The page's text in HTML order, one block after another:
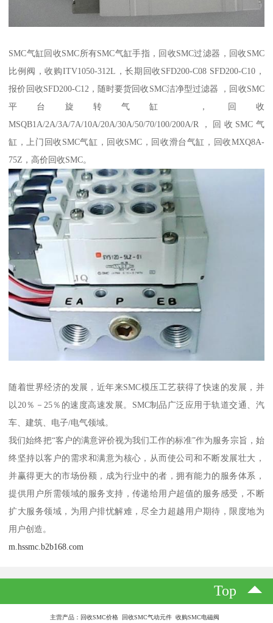
SMC气缸回收SMC所有SMC气缸手指，回收SMC过滤器，回收SMC
比例阀，收购ITV1050-312L，长期回收SFD200-C08 SFD200-C10，
报价回收SFD200-C12，随时要货回收SMC洁净型过滤器 ，回收SMC
平台旋转气缸 ，回收
MSQB1A/2A/3A/7A/10A/20A/30A/50/70/100/200A/R，回收SMC气
缸，上门回收SMC气缸，回收SMC，回收滑台气缸，回收MXQ8A-
75Z，高价回收SMC。
随着世界经济的发展，近年来SMC模压工艺获得了快速的发展，并
以20％－25％的速度高速发展。SMC制品广泛应用于轨道交通、汽
车、建筑、电子/电气领域。
我们始终把“客户的满意评价视为我们工作的标准”作为服务宗旨，始
终坚持以客户的需求和满意为核心，从而使公司和不断发展壮大，
并赢得更大的市场份额，成为行业中的者，拥有能力的服务体系，
提供用户所需领域的服务支持，传递给用户超值的服务感受，不断
扩大服务领域，为用户排忧解难，尽全力超越用户期待，限度地为
用户创造。
m.hssmc.b2b168.com
Top
主营产品：回收SMC价格 回收SMC气动元件 收购SMC电磁阀